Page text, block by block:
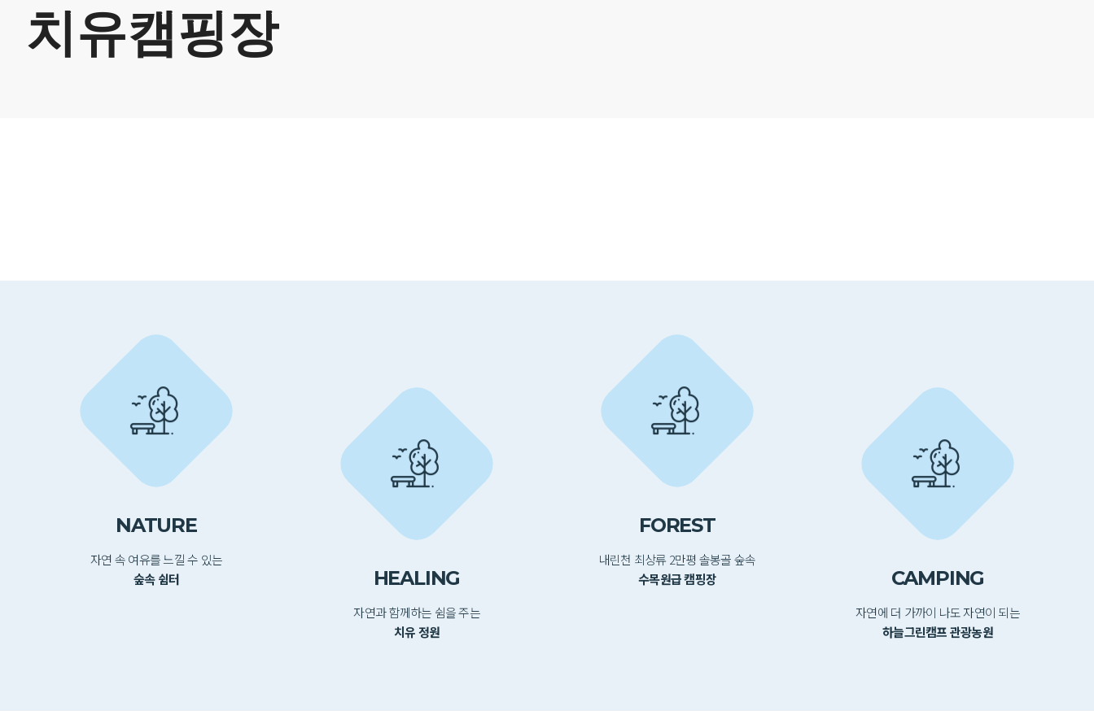
치유캠핑장
NATURE
자연 속 여유를 느낄 수 있는
숲속 쉼터
HEALING
자연과 함께하는 쉼을 주는
치유 정원
FOREST
내린천 최상류 2만평 솔봉골 숲속
수목원급 캠핑장
CAMPING
자연에 더 가까이 나도 자연이 되는
하늘그린캠프 관광농원